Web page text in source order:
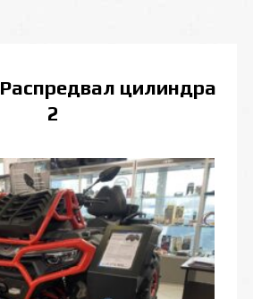
Распредвал цилиндра
2